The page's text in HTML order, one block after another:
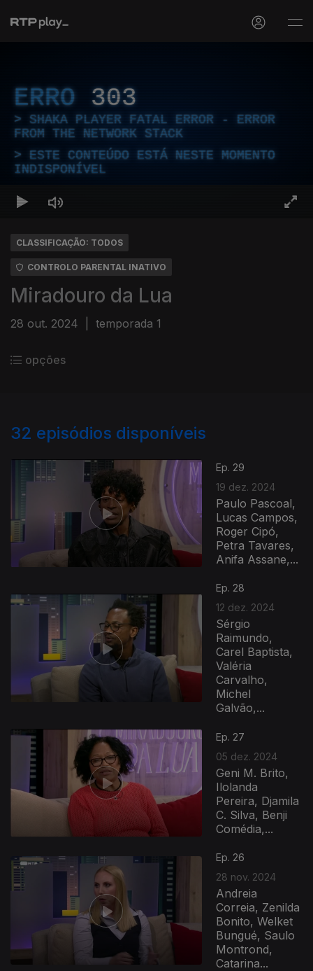
ERRO 303
SHAKA PLAYER FATAL ERROR - ERROR
FROM THE NETWORK STACK
ESTE CONTEÚDO ESTÁ NESTE MOMENTO
INDISPONÍVEL
CLASSIFICAÇÃO: TODOS
CONTROLO PARENTAL INATIVO
Miradouro da Lua
28 out. 2024 temporada 1
opções
32 episódios disponíveis
Ep. 29
19 dez. 2024
Paulo Pascoal,
Lucas Campos,
Roger Cipó,
Petra Tavares,
Anifa Assane,...
Ep. 28
12 dez. 2024
Sérgio
Raimundo,
Carel Baptista,
Valéria
Carvalho,
Michel
Galvão,...
Ep. 27
05 dez. 2024
Geni M. Brito,
Ilolanda
Pereira, Djamila
C. Silva, Benji
Comédia,...
Ep. 26
28 nov. 2024
Andreia
Correia, Zenilda
Bonito, Welket
Bungué, Saulo
Montrond,
Catarina...